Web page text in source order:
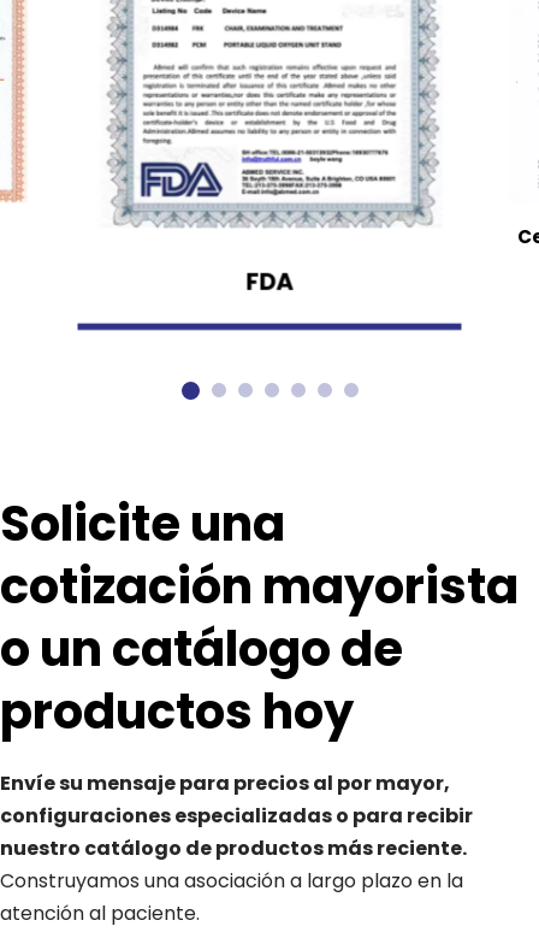
FDA
Solicite una
cotización mayorista
o un catálogo de
productos hoy
Envíe su mensaje para precios al por mayor,
configuraciones especializadas o para recibir
Construyamos una asociación a largo plazo en la
atención al paciente.